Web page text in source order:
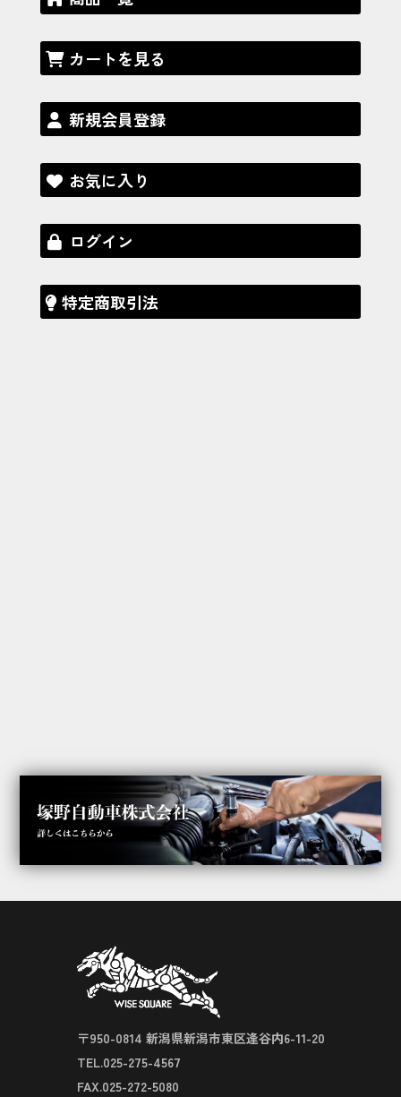
カートを見る
新規会員登録
お気に入り
ログイン
特定商取引法
〒950-0814 新潟県新潟市東区逢谷内6-11-20
TEL.025-275-4567
FAX.025-272-5080